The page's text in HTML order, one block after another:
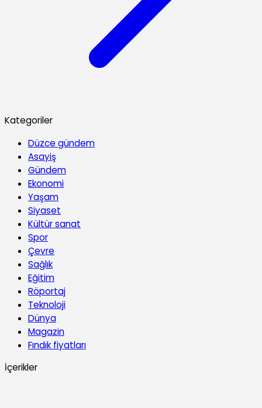
Kategoriler
Düzce gündem
Asayiş
Gündem
Ekonomi
Yaşam
Siyaset
Kültür sanat
Spor
Çevre
Sağlık
Eğitim
Röportaj
Teknoloji
Dünya
Magazin
Fındık fiyatları
İçerikler